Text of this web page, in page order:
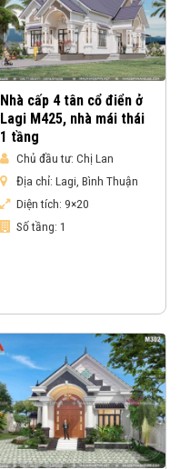
Nhà cấp 4 tân cổ điển ở
Lagi M425, nhà mái thái
1 tầng
Chủ đầu tư: Chị Lan
Địa chỉ: Lagi, Bình Thuận
Diện tích: 9×20
Số tầng: 1